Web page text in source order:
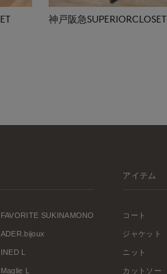
神戸阪急SUPERIORCLOSET
FAVORITE SUKINAMONO
ADER.bijoux
INED L
Maglie L
アイテム
コート
ジャケット
ニット
カットソー